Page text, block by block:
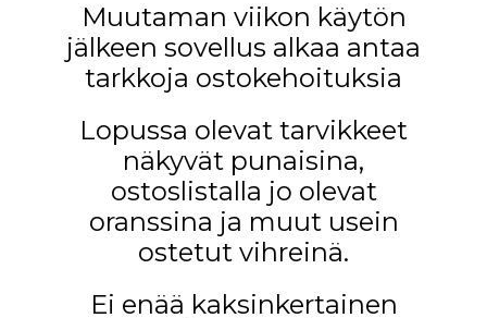
Muutaman viikon käytön
jälkeen sovellus alkaa antaa
tarkkoja ostokehoituksia
Lopussa olevat tarvikkeet
näkyvät punaisina,
ostoslistalla jo olevat
oranssina ja muut usein
ostetut vihreinä.
Ei enää kaksinkertainen